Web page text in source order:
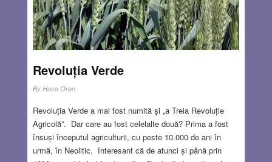
MAY 28, 2026 14 COMMENTS
Revoluția Verde
By Hava Oren
Revoluția Verde a mai fost numită și „a Treia Revoluție
Agricolă”. Dar care au fost celelalte două? Prima a fost
însuși începutul agriculturii, cu peste 10.000 de ani în
urmă, în Neolitic. Interesant că de atunci și până prin